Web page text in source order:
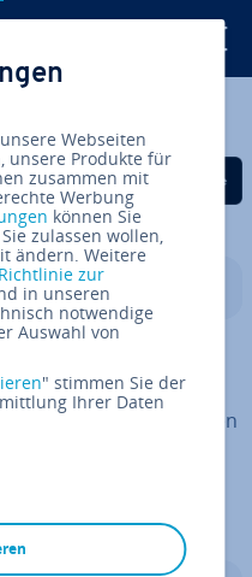
teilen
Auf Twitter teilen
Auf LinkedIn
kos­ten­güns­ti­ge und
oder
externen Anbieter
für Un­ter­neh­men
Clouds häufig
fallen: IaaS,
Webseiten
unsere Produkte für
zusammen mit
Werbung
können Sie
zulassen wollen,
ändern. Weitere
Richtlinie zur
in unseren
notwendige
Auswahl von
" stimmen Sie der
Ihrer Daten